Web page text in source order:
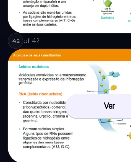
42 of 42
Ver